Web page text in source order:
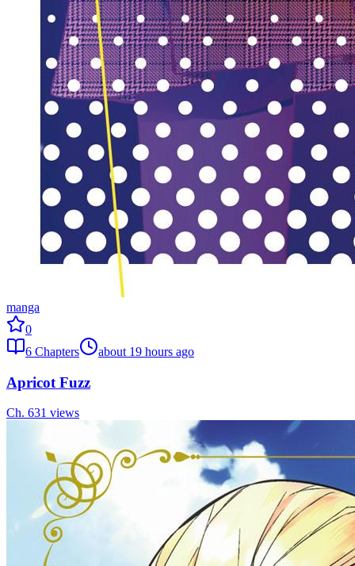
manga
0
6 Chapters about 19 hours ago
Apricot Fuzz
Ch. 631 views